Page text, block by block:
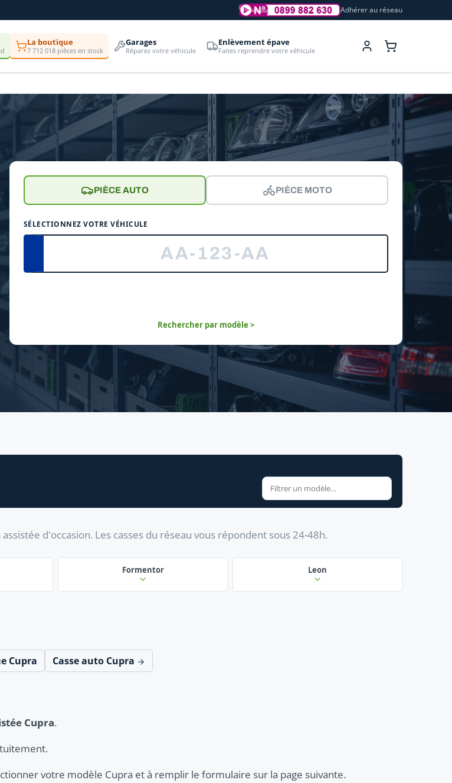
Adhérer au réseau
La boutique
7 712 018 pièces en stock
Garages
Réparez votre véhicule
Enlèvement épave
Faites reprendre votre véhicule
PIÈCE AUTO PIÈCE MOTO
SÉLECTIONNEZ VOTRE VÉHICULE
Rechercher par modèle >
d'occasion. Les casses du réseau vous répondent sous 24-48h.
Formentor Leon
Cupra Casse auto Cupra
Cupra.
votre modèle Cupra et à remplir le formulaire sur la page suivante.